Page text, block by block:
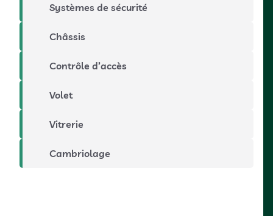
Systèmes de sécurité
Châssis
Contrôle d’accès
Volet
Vitrerie
Cambriolage